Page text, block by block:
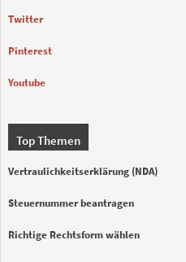
Twitter
Pinterest
Youtube
Top Themen
Vertraulichkeitserklärung (NDA)
Steuernummer beantragen
Richtige Rechtsform wählen